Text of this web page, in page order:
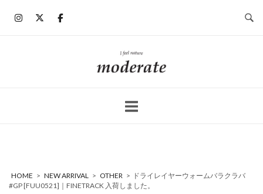
ホ
ー
HOME > NEW ARRIVAL > OTHER > ドライレイヤーウォームバラクラバ
#GP [FUU0521]｜FINETRACK 入荷しました。